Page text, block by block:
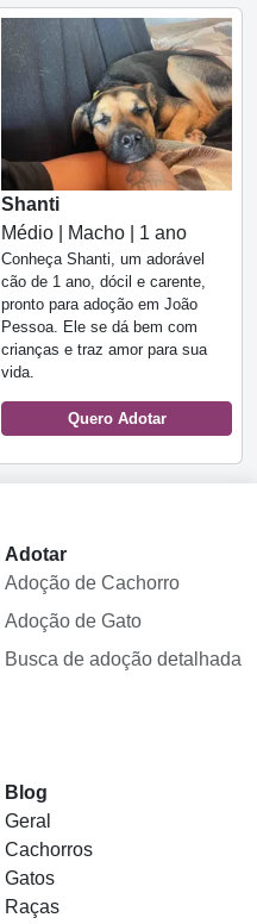
Shanti
Médio | Macho | 1 ano
Conheça Shanti, um adorável
cão de 1 ano, dócil e carente,
pronto para adoção em João
Pessoa. Ele se dá bem com
crianças e traz amor para sua
vida.
Quero Adotar
Adotar
Adoção de Cachorro
Adoção de Gato
Busca de adoção detalhada
Blog
Geral
Cachorros
Gatos
Raças